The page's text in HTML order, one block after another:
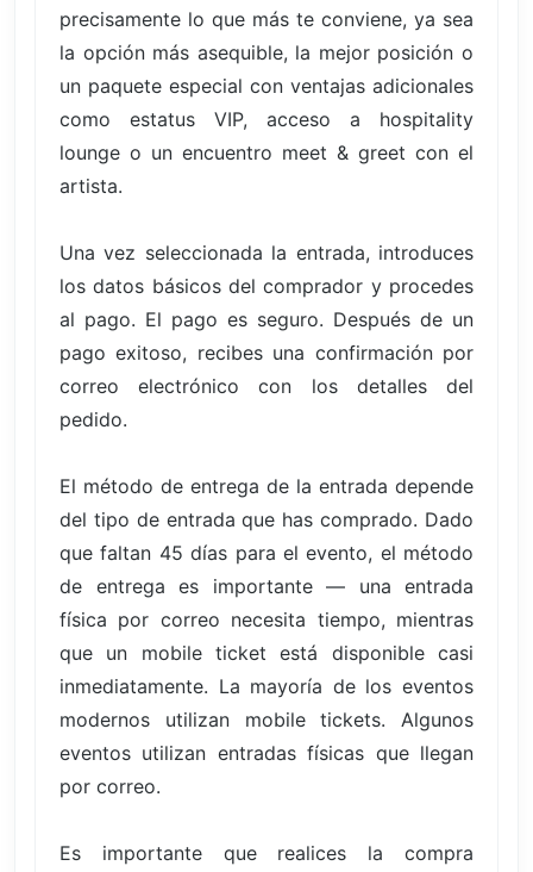
precisamente lo que más te conviene, ya sea
la opción más asequible, la mejor posición o
un paquete especial con ventajas adicionales
como estatus VIP, acceso a hospitality
lounge o un encuentro meet & greet con el
artista.
Una vez seleccionada la entrada, introduces
los datos básicos del comprador y procedes
al pago. El pago es seguro. Después de un
pago exitoso, recibes una confirmación por
correo electrónico con los detalles del
pedido.
El método de entrega de la entrada depende
del tipo de entrada que has comprado. Dado
que faltan 45 días para el evento, el método
de entrega es importante — una entrada
física por correo necesita tiempo, mientras
que un mobile ticket está disponible casi
inmediatamente. La mayoría de los eventos
modernos utilizan mobile tickets. Algunos
eventos utilizan entradas físicas que llegan
por correo.
Es importante que realices la compra